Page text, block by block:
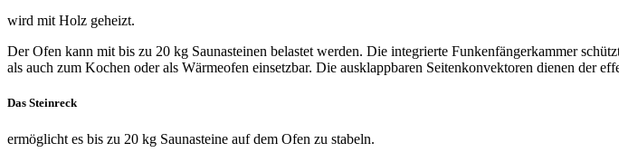
wird mit Holz geheizt.
Der Ofen kann mit bis zu 20 kg Saunasteinen belastet werden. Die integrierte Funkenfängerkammer
als auch zum Kochen oder als Wärmeofen einsetzbar. Die ausklappbaren Seitenkonvektoren dienen der
Das Steinreck
ermöglicht es bis zu 20 kg Saunasteine auf dem Ofen zu stabeln.